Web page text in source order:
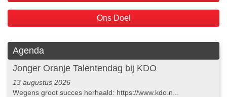
Ons Doel
Agenda
Jonger Oranje Talentendag bij KDO
13 augustus 2026
Wegens groot succes herhaald: https://www.kdo.n...